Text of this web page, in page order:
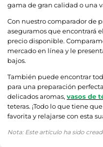
gama de gran calidad o una
Con nuestro comparador de
aseguramos que encontrará
precio disponible.
mercado en línea y le
bajos.
También puede encontrar
para una preparación
delicados aromas, vasos de
teteras. ¡Todo lo que tiene
favorita y relajarse con esta
Nota: Este artículo ha sido